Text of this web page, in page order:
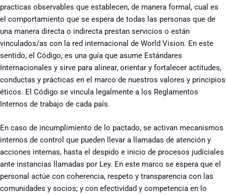
practicas observables que establecen, de manera formal, cual es
el comportamiento que se espera de todas las personas que de
una manera directa o indirecta prestan servicios o están
vinculados/as con la red internacional de World Vision. En este
sentido, el Código, es una guía que asume Estándares
Internacionales y sirve para alinear, orientar y fortalecer actitudes,
conductas y prácticas en el marco de nuestros valores y principios
éticos. El Código se vincula legalmente a los Reglamentos
Internos de trabajo de cada país.
En caso de incumplimiento de lo pactado, se activan mecanismos
internos de control que pueden llevar a llamadas de atención y
acciones internas, hasta el despido e inicio de procesos judiciales
ante instancias llamadas por Ley. En este marco se espera que el
personal actúe con coherencia, respeto y transparencia con las
comunidades y socios; y con efectividad y competencia en lo